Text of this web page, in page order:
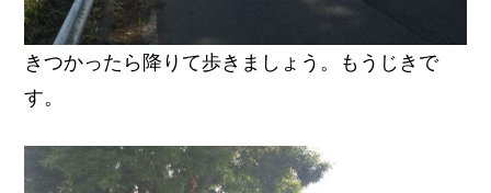
きつかったら降りて歩きましょう。もうじきで
す。